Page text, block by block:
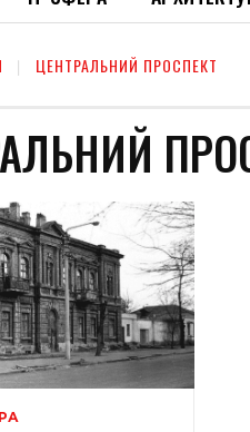
ЦЕНТРАЛЬНИЙ ПРОСПЕКТ